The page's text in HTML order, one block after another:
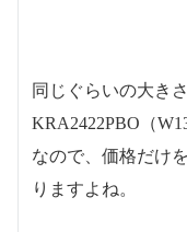
同じぐらいの大き
KRA2422PBO（
なので、価格だけ
りますよね。